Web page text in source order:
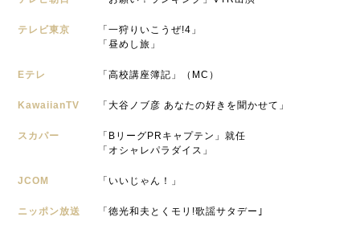
テレビ東京
「一狩りいこうぜ!4」
「昼めし旅」
Eテレ 「高校講座簿記」（MC）
KawaiianTV 「大谷ノブ彦 あなたの好きを聞かせて」
スカパー
「BリーグPRキャプテン」就任
「オシャレパラダイス」
JCOM 「いいじゃん！」
ニッポン放送 「徳光和夫とくモリ!歌謡サタデー｣